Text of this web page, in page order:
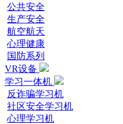
公共安全
生产安全
航空航天
心理健康
国防系列
VR设备
学习一体机
反诈骗学习机
社区安全学习机
心理学习机